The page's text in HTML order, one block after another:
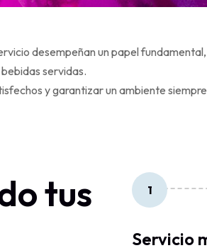
desempeñan un papel
servidas.
y garantizar un ambiente
tus
1
Servicio